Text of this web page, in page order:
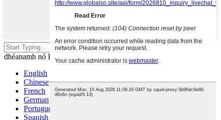
Buail isteach chun cuardach a
dhéanamh nó ESC a dhúnadh
English
Chinese
French
German
Portuguese
Spanish